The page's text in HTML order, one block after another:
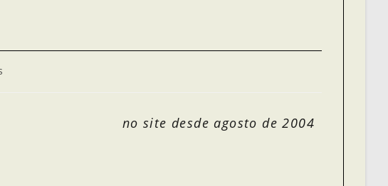
no site desde agosto de 2004